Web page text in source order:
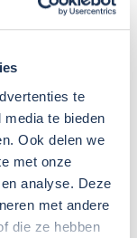
te
te bieden
Ook delen we
met onze
analyse. Deze
met andere
die ze hebben
tot ernstige
om
zijn